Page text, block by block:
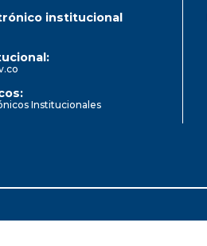
institucional
Institucionales